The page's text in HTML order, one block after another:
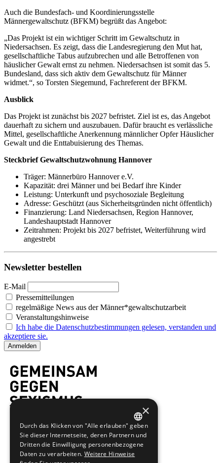
Auch die Bundesfach- und Koordinierungsstelle
Männergewaltschutz (BFKM) begrüßt das Angebot:
„Das Projekt ist ein wichtiger Schritt im Gewaltschutz in
Niedersachsen. Es zeigt, dass die Landesregierung den Mut hat,
gesellschaftliche Tabus aufzubrechen und alle Betroffenen von
häuslicher Gewalt ernst zu nehmen. Niedersachsen ist somit das 5.
Bundesland, dass sich aktiv dem Gewaltschutz für Männer
widmet.“, so Torsten Siegemund, Fachreferent der BFKM.
Ausblick
Das Projekt ist zunächst bis 2027 befristet. Ziel ist es, das Angebot
dauerhaft zu sichern und auszubauen. Dafür braucht es verlässliche
Mittel, gesellschaftliche Anerkennung männlicher Opfer Häuslicher
Gewalt und die Enttabuisierung des Themas.
Steckbrief Gewaltschutzwohnung Hannover
Träger: Männerbüro Hannover e.V.
Kapazität: drei Männer und bei Bedarf ihre Kinder
Leistung: Unterkunft und psychosoziale Begleitung
Adresse: Geschützt (aus Sicherheitsgründen nicht öffentlich)
Finanzierung: Land Niedersachsen, Region Hannover,
Landeshauptstadt Hannover
Zeitrahmen: Projekt bis 2027 befristet, Weiterführung wird
angestrebt
Newsletter bestellen
E-Mail
Pressemitteilungen
regelmäßige News aus der Männer*gewaltschutzarbeit
Veranstaltungshinweise
Ich habe die Datenschutzbestimmungen gelesen, verstanden und
akzeptiere sie.
GERMAN
ENGLISH
×
Durch das Klicken von "Alle erlauben" geben
Sie dieser Internetseite, deren Partnern und
Dritten die Einwilligung personenbezogene
Daten zu verarbeiten. Weitere Hinweise